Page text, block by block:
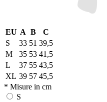
EU A B
C
S
33 51 39,5
M
35 53 41,5
L
37 55 43,5
XL 39 57 45,5
* Misure in cm
S